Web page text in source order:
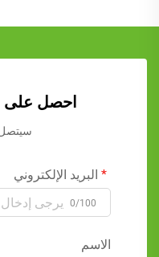
احصل
سيتصل
البريد الإلكتروني
0/100
الاسم